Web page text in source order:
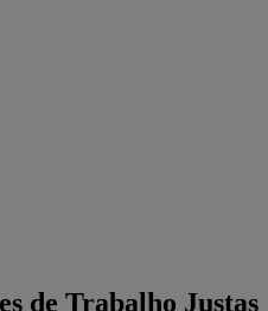
de Trabalho Justas